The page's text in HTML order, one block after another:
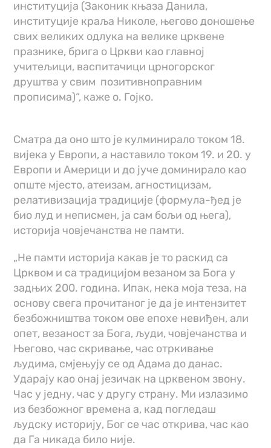
институција (Законик књаза Данила,
институције краља Николе, његово доношење
свих великих одлука на велике црквене
празнике, брига о Цркви као главној
учитељици, васпитачици црногорског
друштва у свим позитивноправним
прописима)“, каже о. Гојко.
Сматра да оно што је кулминирало током 18.
вијека у Европи, а наставило током 19. и 20. у
Европи и Америци и до јуче доминирало као
опште мјесто, атеизам, агностицизам,
релативизација традиције (формула-ђед је
био луд и неписмен, ја сам бољи од њега),
историја човјечанства не памти.
„Не памти историја какав је то раскид са
Црквом и са традицијом везаном за Бога у
задњих 200. година. Ипак, нека моја теза, на
основу свега прочитаног је да је интензитет
безбожништва током ове епохе невиђен, али
опет, везаност за Бога, људи, човјечанства и
Његово, час скривање, час отркивање
људима, смјењују се од Адама до данас.
Ударају као онај језичак на црквеном звону.
Час у једну, час у другу страну. Ми излазимо
из безбожног времена а, кад погледаш
људску историју, Бог се час открива, час као
да Га никада било није.